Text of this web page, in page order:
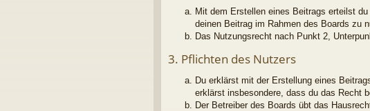
Mit dem Erstellen eines Beitrags erteilst
deinen Beitrag im Rahmen des Boards zu
Das Nutzungsrecht nach Punkt 2,
3. Pflichten des Nutzers
Du erklärst mit der Erstellung eines
erklärst insbesondere, dass du das Recht
Der Betreiber des Boards übt das